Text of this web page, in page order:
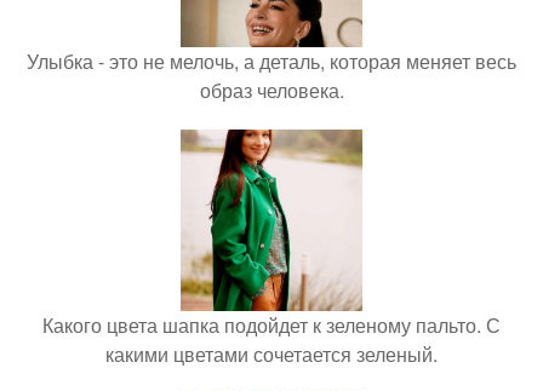
Улыбка - это не мелочь, а деталь, которая меняет весь
образ человека.
Какого цвета шапка подойдет к зеленому пальто. С
какими цветами сочетается зеленый.